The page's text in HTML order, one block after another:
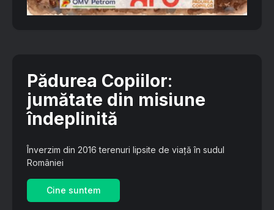
Pădurea Copiilor:
jumătate din misiune
îndeplinită
Înverzim din 2016 terenuri lipsite de viață în sudul
României
Cine suntem